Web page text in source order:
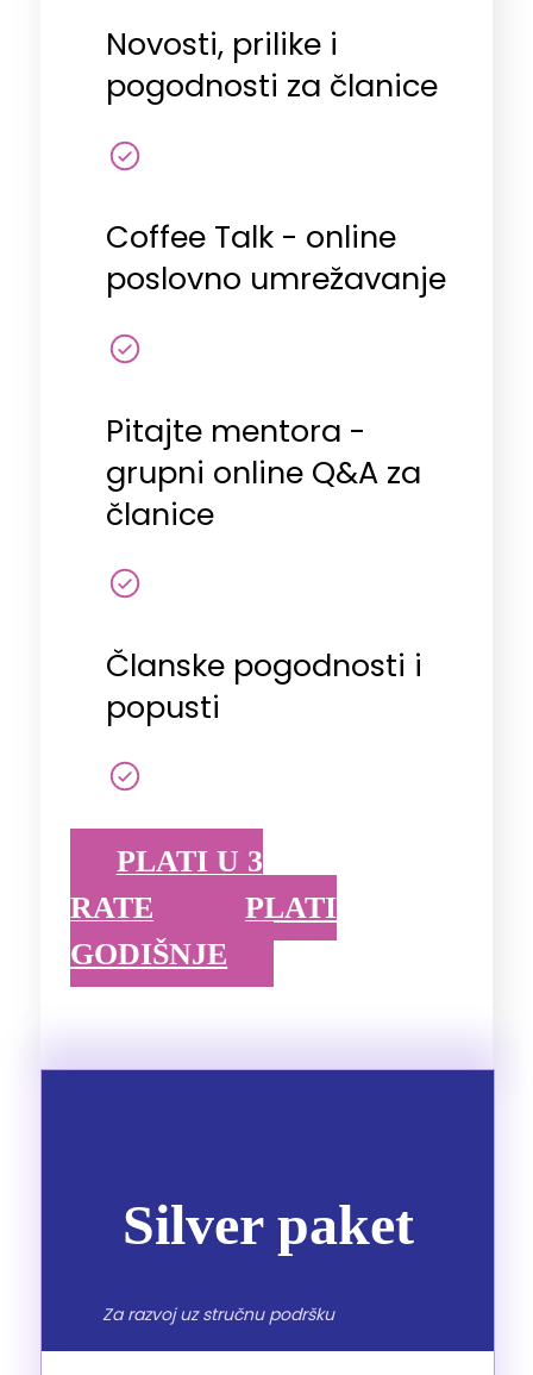
Novosti, prilike i
pogodnosti za članice
Coffee Talk - online
poslovno umrežavanje
Pitajte mentora -
grupni online Q&A za
članice
Članske pogodnosti i
popusti
PLATI U 3
RATE
PLATI
GODIŠNJE
Silver paket
Za razvoj uz stručnu podršku